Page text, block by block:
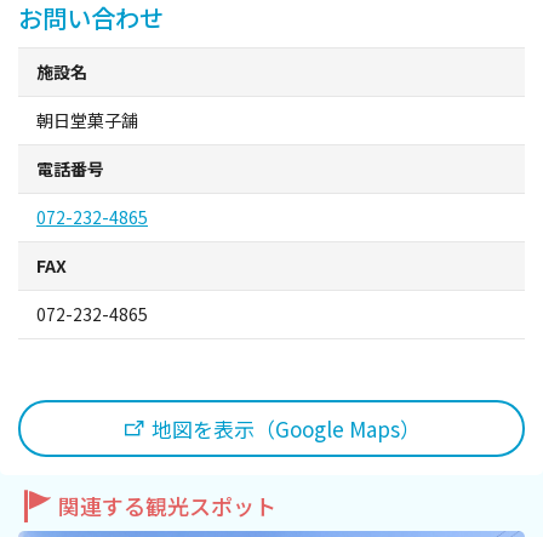
交通・アクセス
堺観光コンベンション協会について
協会について
協会からのお知らせ
旅行業約款及びご旅行条件書について
リンク集
お問い合わせ
施設名
朝日堂菓子舗
電話番号
072-232-4865
FAX
072-232-4865
地図を表示（Google Maps）
関連する観光スポット